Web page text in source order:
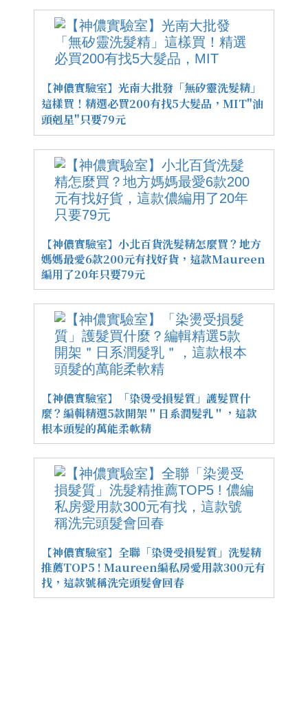
【神儂實驗室】光南大批發「無矽靈洗髮精」
這樣買！精選必買200有找5大髮品，MIT"油
頭剋星"只要79元
【神儂實驗室】小北百貨洗髮精怎麼買？地方
媽媽最愛6款200元有找好貨，這款Maureen
編用了20年只要79元
【神儂實驗室】「染燙受損髮質」護髮買什
麼？編輯精選5款開架＂日系潤髮乳＂，這款
根本頭髮的萬能柔軟精
【神儂實驗室】全聯「染燙受損髮質」洗髮精
推薦TOP5 ! Maureen編私房愛用款300元有
找，這款號稱洗完頭髮會回春